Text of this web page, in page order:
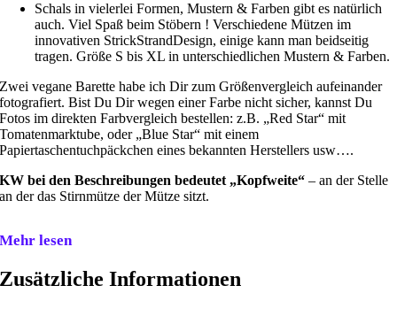
Schals in vielerlei Formen, Mustern & Farben gibt es natürlich
auch. Viel Spaß beim Stöbern ! Verschiedene Mützen im
innovativen StrickStrandDesign, einige kann man beidseitig
tragen. Größe S bis XL in unterschiedlichen Mustern & Farben.
Zwei vegane Barette habe ich Dir zum Größenvergleich aufeinander
fotografiert. Bist Du Dir wegen einer Farbe nicht sicher, kannst Du
Fotos im direkten Farbvergleich bestellen: z.B. „Red Star“ mit
Tomatenmarktube, oder „Blue Star“ mit einem
Papiertaschentuchpäckchen eines bekannten Herstellers usw….
KW bei den Beschreibungen bedeutet „Kopfweite“ – an der Stelle
an der das Stirnmütze der Mütze sitzt.
Mehr lesen
Zusätzliche Informationen